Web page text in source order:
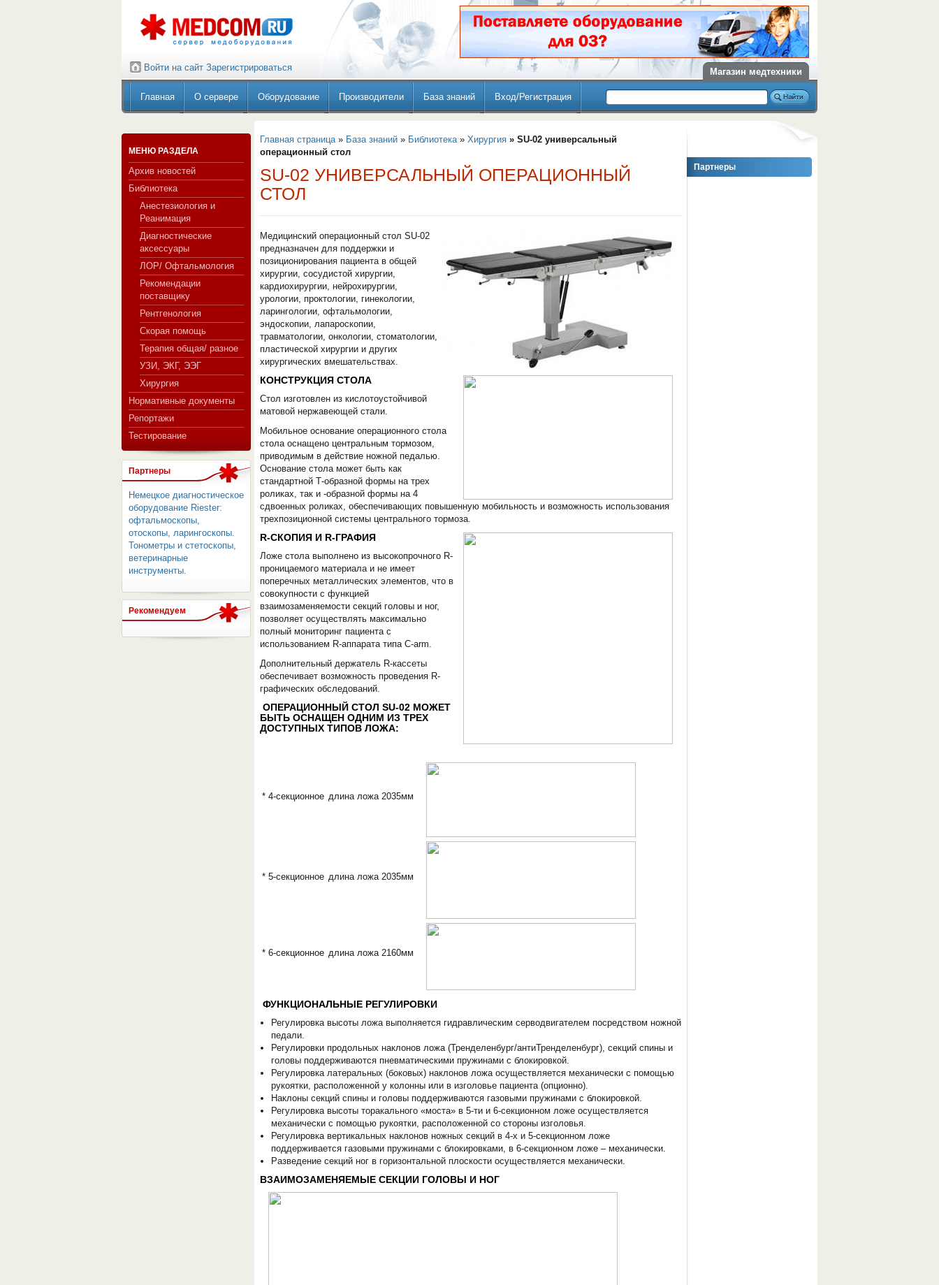
СЕРВЕР МЕДИЦИНСКОГО
Магазин медтехники
Войти на сайт Зарегистрироваться
Главная О сервере Оборудование Производители База знаний Вход/Регистрация
Партнеры
МЕНЮ РАЗДЕЛА
Архив новостей
Библиотека
Анестезиология и
Реанимация
Диагностические
аксессуары
ЛОР/ Офтальмология
Рекомендации
поставщику
Рентгенология
Скорая помощь
Терапия общая/ разное
УЗИ, ЭКГ, ЭЭГ
Хирургия
Нормативные документы
Репортажи
Тестирование
Партнеры
Немецкое диагностическое
оборудование Riester:
офтальмоскопы,
отоскопы, ларингоскопы.
Тонометры и стетоскопы,
ветеринарные
инструменты.
Рекомендуем
Главная страница» База знаний » Библиотека» Хирургия » SU-02 универсальный
операционный стол
SU-02 УНИВЕРСАЛЬНЫЙ ОПЕРАЦИОННЫЙ
СТОЛ
Медицинский операционный стол SU-02
предназначен для поддержки и
позиционирования пациента в общей
хирургии, сосудистой хирургии,
кардиохирургии, нейрохирургии,
урологии, проктологии, гинекологии,
ларингологии, офтальмологии,
эндоскопии, лапароскопии,
травматологии, онкологии, стоматологии,
пластической хирургии и других
хирургических вмешательствах.
КОНСТРУКЦИЯ СТОЛА
Стол изготовлен из кислотоустойчивой
матовой нержавеющей стали.
Мобильное основание операционного стола
стола оснащено центральным тормозом,
приводимым в действие ножной педалью.
Основание стола может быть как
стандартной Т-образной формы на трех
роликах, так и -образной формы на 4
сдвоенных роликах, обеспечивающих повышенную мобильность и возможность использования
трехпозиционной системы центрального тормоза.
R-СКОПИЯ И R-ГРАФИЯ
Ложе стола выполнено из высокопрочного R-
проницаемого материала и не имеет
поперечных металлических элементов, что в
совокупности с функцией
взаимозаменяемости секций головы и ног,
позволяет осуществлять максимально
полный мониторинг пациента с
использованием R-аппарата типа C-arm.
Дополнительный держатель R-кассеты
обеспечивает возможность проведения R-
графических обследований.
ОПЕРАЦИОННЫЙ СТОЛ SU-02 МОЖЕТ
БЫТЬ ОСНАЩЕН ОДНИМ ИЗ ТРЕХ
ДОСТУПНЫХ ТИПОВ ЛОЖА:
* 4-секционное длина ложа 2035мм
* 5-секционное длина ложа 2035мм
* 6-секционное длина ложа 2160мм
ФУНКЦИОНАЛЬНЫЕ РЕГУЛИРОВКИ
Регулировка высоты ложа выполняется гидравлическим серводвигателем посредством ножной
педали.
Регулировки продольных наклонов ложа (Тренделенбург/антиТренделенбург), секций спины и
головы поддерживаются пневматическими пружинами с блокировкой.
Регулировка латеральных (боковых) наклонов ложа осуществляется механически с помощью
рукоятки, расположенной у колонны или в изголовье пациента (опционно).
Наклоны секций спины и головы поддерживаются газовыми пружинами с блокировкой.
Регулировка высоты торакального «моста» в 5-ти и 6-секционном ложе осуществляется
механически с помощью рукоятки, расположенной со стороны изголовья.
Регулировка вертикальных наклонов ножных секций в 4-х и 5-секционном ложе
поддерживается газовыми пружинами с блокировками, в 6-секционном ложе – механически.
Разведение секций ног в горизонтальной плоскости осуществляется механически.
ВЗАИМОЗАМЕНЯЕМЫЕ СЕКЦИИ ГОЛОВЫ И НОГ